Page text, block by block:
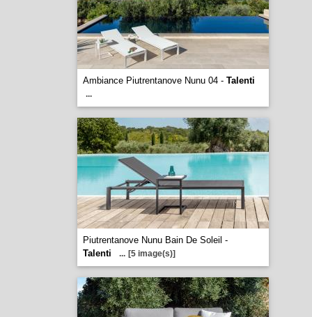
Ambiance Piutrentanove Nunu 04 - Talenti
...
Piutrentanove Nunu Bain De Soleil -
Talenti
... [5 image(s)]